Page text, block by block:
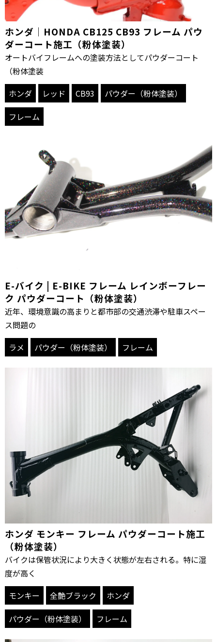
ホンダ｜HONDA CB125 CB93 フレーム パウ
ダーコート施工（粉体塗装）
オートバイフレームへの塗装方法としてパウダーコート
（粉体塗装
ホンダ
レッド CB93
パウダー（粉体塗装）
フレーム
E-バイク | E-BIKE フレーム レインボーフレー
ク パウダーコート（粉体塗装）
近年、環境意識の高まりと都市部の交通渋滞や駐車スペー
ス問題の
ラメ
パウダー（粉体塗装） フレーム
ホンダ モンキー フレーム パウダーコート施工
（粉体塗装）
バイクは保管状況により大きく状態が左右される。特に湿
度が高く
モンキー
全艶ブラック
ホンダ
パウダー（粉体塗装）
フレーム